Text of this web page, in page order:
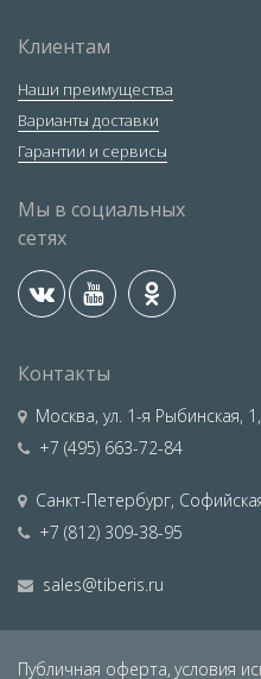
Клиентам
Наши преимущества
Варианты доставки
Гарантии и сервисы
Мы в социальных
сетях
Контакты
Москва, ул. 1-я Рыбинская,
+7 (495) 663-72-84
Санкт-Петербург,
+7 (812) 309-38-95
sales@tiberis.ru
Публичная оферта, условия